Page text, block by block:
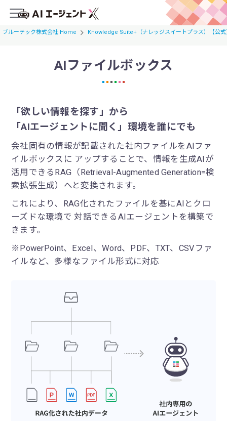
AIエージェントX
AIエージェントXとは
AIファイルボックス
AI取引先分析
サービス連携
プラン紹介
コラム
ユーザーサポート
ブルーテック株式会社 Home Knowledge Suite+（ナレッジスイートプラス）【公式
AIファイルボックス
「欲しい情報を探す」 から
「AIエージェントに聞く」 環境を誰にでも
会社固有の情報が記載された社内ファイルをAIファ
イルボックスに アップすることで、情報を生成AIが
活用できるRAG（Retrieval-Augmented Generation=検
索拡張生成）へと変換されます。
これにより、RAG化されたファイルを基にAIとクロ
ーズドな環境で 対話できるAIエージェントを構築で
きます。
※PowerPoint、Excel、Word、PDF、TXT、CSVファ
イルなど、多様なファイル形式に対応